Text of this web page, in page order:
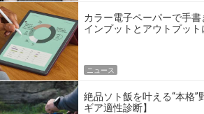
カラー電子ペーパーで手
インプットとアウトプット
ニュース
絶品ソト飯を叶える“本格
ギア適性診断】